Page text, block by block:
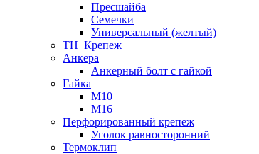
Пресшайба
Семечки
Универсальный (желтый)
ТН_Крепеж
Анкера
Анкерный болт с гайкой
Гайка
М10
М16
Перфорированный крепеж
Уголок равносторонний
Термоклип